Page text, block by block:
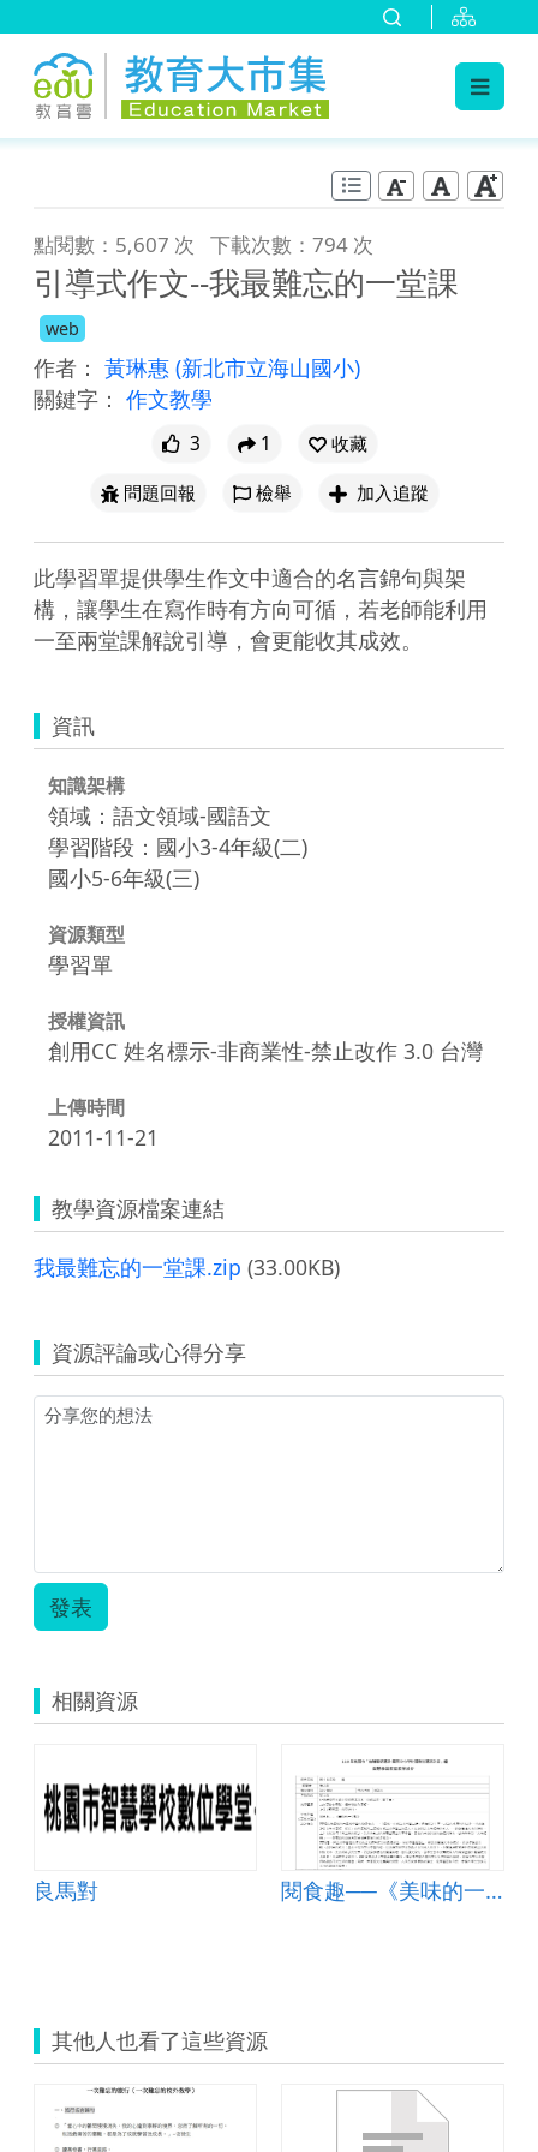
點閱數：5,607 次 下載次數：794 次
引導式作文--我最難忘的一堂課
web
作者： 黃琳惠 (新北市立海山國小)
關鍵字： 作文教學
3 1
收藏
問題回報
檢舉 加入追蹤
此學習單提供學生作文中適合的名言錦句與架
構，讓學生在寫作時有方向可循，若老師能利用
一至兩堂課解說引導，會更能收其成效。
資訊
知識架構
領域：語文領域-國語文
學習階段：國小3-4年級(二)
國小5-6年級(三)
資源類型
學習單
授權資訊
創用CC 姓名標示-非商業性-禁止改作 3.0 台灣
上傳時間
2011-11-21
教學資源檔案連結
我最難忘的一堂課.zip (33.00KB)
資源評論或心得分享
發表
相關資源
良馬對
閱食趣──《美味的一堂課》
其他人也看了這些資源